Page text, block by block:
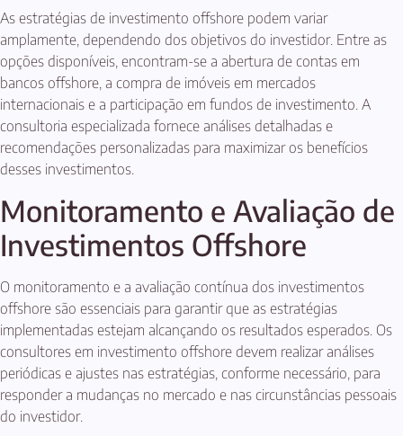
As estratégias de investimento offshore podem variar
amplamente, dependendo dos objetivos do investidor. Entre as
opções disponíveis, encontram-se a abertura de contas em
bancos offshore, a compra de imóveis em mercados
internacionais e a participação em fundos de investimento. A
consultoria especializada fornece análises detalhadas e
recomendações personalizadas para maximizar os benefícios
desses investimentos.
Monitoramento e Avaliação de
Investimentos Offshore
O monitoramento e a avaliação contínua dos investimentos
offshore são essenciais para garantir que as estratégias
implementadas estejam alcançando os resultados esperados. Os
consultores em investimento offshore devem realizar análises
periódicas e ajustes nas estratégias, conforme necessário, para
responder a mudanças no mercado e nas circunstâncias pessoais
do investidor.